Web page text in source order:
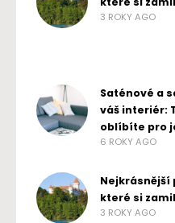
3 ROKY AGO
Saténové a
váš interiér:
oblíbíte pro
6 ROKY AGO
Nejkrásnější
které si
3 ROKY AGO